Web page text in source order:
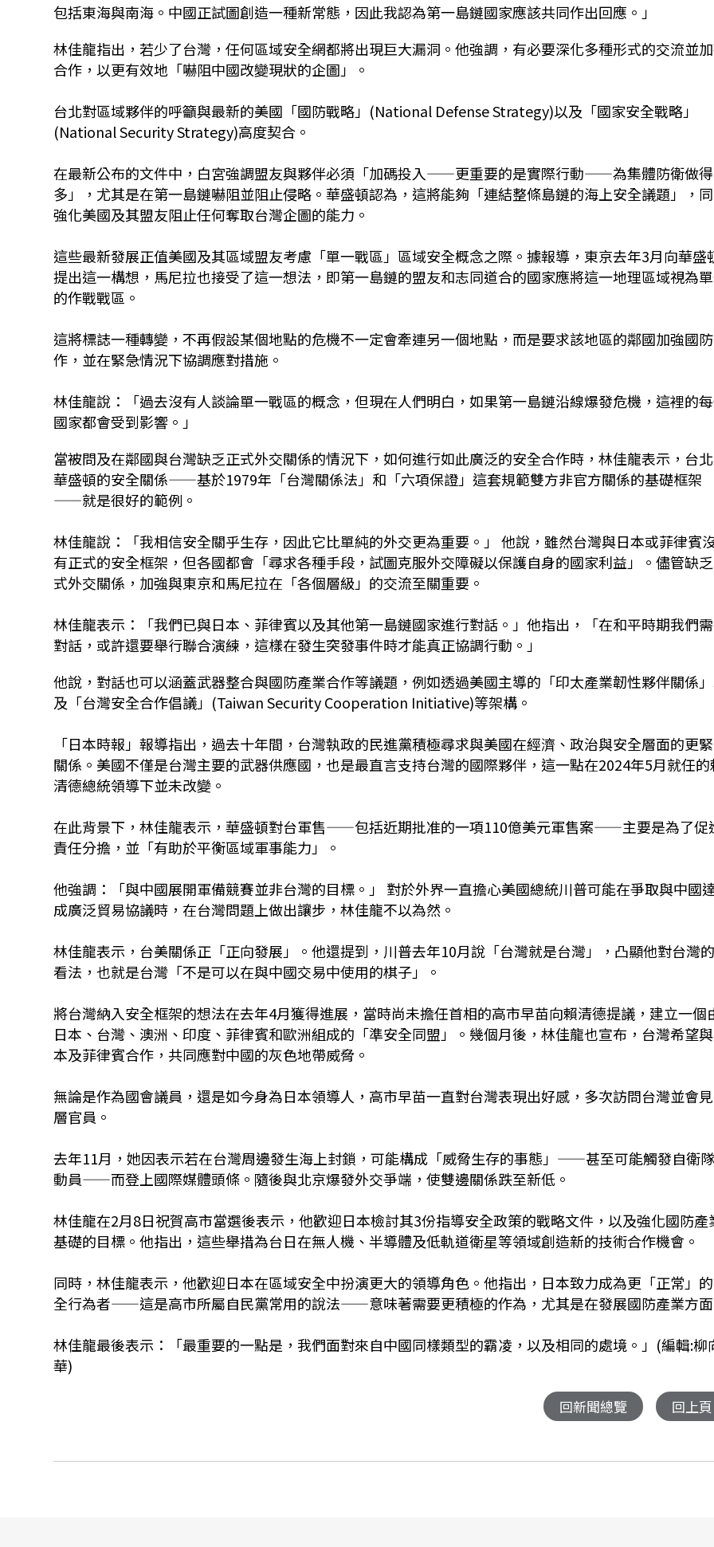
包括東海與南海。中國正試圖創造一種新常態，因此我認為第一島鏈國家應該共同作出回應。」
林佳龍指出，若少了台灣，任何區域安全網都將出現巨大漏洞。他強調，有必要深化多種形式的交流並
合作，以更有效地「嚇阻中國改變現狀的企圖」。
台北對區域夥伴的呼籲與最新的美國「國防戰略」(National Defense Strategy)以及「國家安全戰略」
(National Security Strategy)高度契合。
在最新公布的文件中，白宮強調盟友與夥伴必須「加碼投入——更重要的是實際行動——為集體防衛做
多」，尤其是在第一島鏈嚇阻並阻止侵略。華盛頓認為，這將能夠「連結整條島鏈的海上安全議題」，
強化美國及其盟友阻止任何奪取台灣企圖的能力。
這些最新發展正值美國及其區域盟友考慮「單一戰區」區域安全概念之際。據報導，東京去年3月向華盛
提出這一構想，馬尼拉也接受了這一想法，即第一島鏈的盟友和志同道合的國家應將這一地理區域視為
的作戰戰區。
這將標誌一種轉變，不再假設某個地點的危機不一定會牽連另一個地點，而是要求該地區的鄰國加強國
作，並在緊急情況下協調應對措施。
林佳龍說：「過去沒有人談論單一戰區的概念，但現在人們明白，如果第一島鏈沿線爆發危機，這裡的
國家都會受到影響。」
當被問及在鄰國與台灣缺乏正式外交關係的情況下，如何進行如此廣泛的安全合作時，林佳龍表示，台
華盛頓的安全關係——基於1979年「台灣關係法」和「六項保證」這套規範雙方非官方關係的基礎框架
——就是很好的範例。
林佳龍說：「我相信安全關乎生存，因此它比單純的外交更為重要。」 他說，雖然台灣與日本或菲律賓
有正式的安全框架，但各國都會「尋求各種手段，試圖克服外交障礙以保護自身的國家利益」。儘管缺
式外交關係，加強與東京和馬尼拉在「各個層級」的交流至關重要。
林佳龍表示：「我們已與日本、菲律賓以及其他第一島鏈國家進行對話。」他指出，「在和平時期我們
對話，或許還要舉行聯合演練，這樣在發生突發事件時才能真正協調行動。」
他說，對話也可以涵蓋武器整合與國防產業合作等議題，例如透過美國主導的「印太產業韌性夥伴關係
及「台灣安全合作倡議」(Taiwan Security Cooperation Initiative)等架構。
「日本時報」報導指出，過去十年間，台灣執政的民進黨積極尋求與美國在經濟、政治與安全層面的更
關係。美國不僅是台灣主要的武器供應國，也是最直言支持台灣的國際夥伴，這一點在2024年5月就任的
清德總統領導下並未改變。
在此背景下，林佳龍表示，華盛頓對台軍售——包括近期批准的一項110億美元軍售案——主要是為了促
責任分擔，並「有助於平衡區域軍事能力」。
他強調：「與中國展開軍備競賽並非台灣的目標。」 對於外界一直擔心美國總統川普可能在爭取與中國
成廣泛貿易協議時，在台灣問題上做出讓步，林佳龍不以為然。
林佳龍表示，台美關係正「正向發展」。他還提到，川普去年10月說「台灣就是台灣」，凸顯他對台灣的
看法，也就是台灣「不是可以在與中國交易中使用的棋子」。
將台灣納入安全框架的想法在去年4月獲得進展，當時尚未擔任首相的高市早苗向賴清德提議，建立一個
日本、台灣、澳洲、印度、菲律賓和歐洲組成的「準安全同盟」。幾個月後，林佳龍也宣布，台灣希望
本及菲律賓合作，共同應對中國的灰色地帶威脅。
無論是作為國會議員，還是如今身為日本領導人，高市早苗一直對台灣表現出好感，多次訪問台灣並會
層官員。
去年11月，她因表示若在台灣周邊發生海上封鎖，可能構成「威脅生存的事態」——甚至可能觸發自衛隊
動員——而登上國際媒體頭條。隨後與北京爆發外交爭端，使雙邊關係跌至新低。
林佳龍在2月8日祝賀高市當選後表示，他歡迎日本檢討其3份指導安全政策的戰略文件，以及強化國防產
基礎的目標。他指出，這些舉措為台日在無人機、半導體及低軌道衛星等領域創造新的技術合作機會。
同時，林佳龍表示，他歡迎日本在區域安全中扮演更大的領導角色。他指出，日本致力成為更「正常」
全行為者——這是高市所屬自民黨常用的說法——意味著需要更積極的作為，尤其是在發展國防產業方面
林佳龍最後表示：「最重要的一點是，我們面對來自中國同樣類型的霸凌，以及相同的處境。」(編輯:柳
華)
回新聞總覽 回上頁